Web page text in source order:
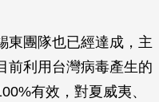
東團隊也已經達成，主
前利用台灣病毒產生的
有效，對夏威夷、